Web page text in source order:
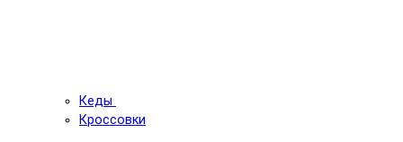
Кеды
Кроссовки